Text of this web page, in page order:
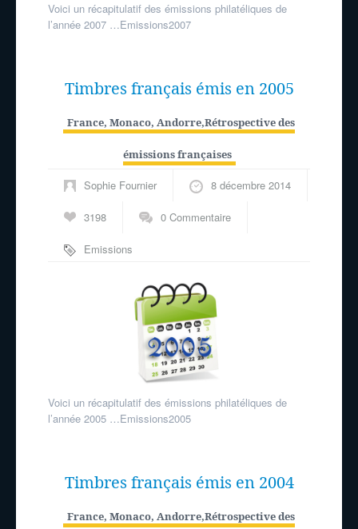
Voici un récapitulatif des émissions philatéliques de
l’année 2007 …Emissions2007
Timbres français émis en 2005
France, Monaco, Andorre,Rétrospective des
émissions françaises
Sophie Fournier 8 décembre 2014
3198 0 Commentaire
Emissions
Voici un récapitulatif des émissions philatéliques de
l’année 2005 …Emissions2005
Timbres français émis en 2004
France, Monaco, Andorre,Rétrospective des